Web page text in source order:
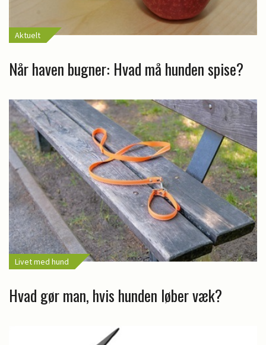
Aktuelt
Når haven bugner: Hvad må hunden spise?
Livet med hund
Hvad gør man, hvis hunden løber væk?